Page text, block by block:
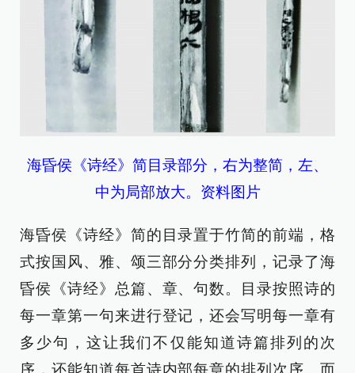
海昏侯《诗经》简目录部分，右为整简，左、
中为局部放大。资料图片
海昏侯《诗经》简的目录置于竹简的前端，格
式按国风、雅、颂三部分分类排列，记录了海
昏侯《诗经》总篇、章、句数。目录按照诗的
每一章第一句来进行登记，还会写明每一章有
多少句，这让我们不仅能知道诗篇排列的次
序，还能知道每首诗内部每章的排列次序。而